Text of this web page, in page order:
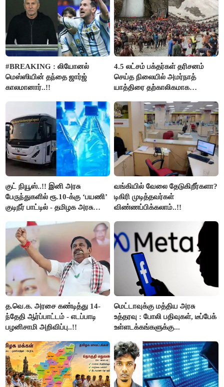
#BREAKING : லியோனல்
மெஸ்ஸியின் தந்தை ஜார்ஜ்
காலமானார்..!!
4.5 லட்சம் பக்தர்கள் தரிசனம்
செய்த நிலையில் அமர்நாத்
யாத்திரை தற்காலிகமாக
குட் நியூஸ்..!! இனி அரசு
பேருந்துகளில் ரூ.10-க்கு ‘பயணி’
குடிநீர் பாட்டில் - தமிழக அரசு
வங்கியில் வேலை தேடுகிறீர்களா?
டிகிரி முடித்தவர்கள்
விண்ணப்பிக்கலாம்..!!
த.வெ.க. அரசை கண்டித்து 14-
ந்தேதி ஆர்ப்பாட்டம் - எடப்பாடி
பழனிசாமி அறிவிப்பு..!!
மெட்டாவுக்கு மத்திய அரசு
உத்தரவு : போலி பதிவுகள், டீப்பேக்
உள்ளடக்கங்களுக்கு...